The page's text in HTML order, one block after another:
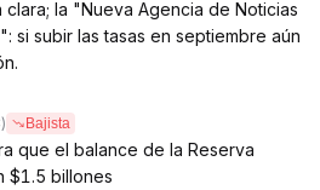
la "Nueva Agencia de Noticias
si subir las tasas en septiembre aún
Bajista
que el balance de la Reserva
$1.5 billones